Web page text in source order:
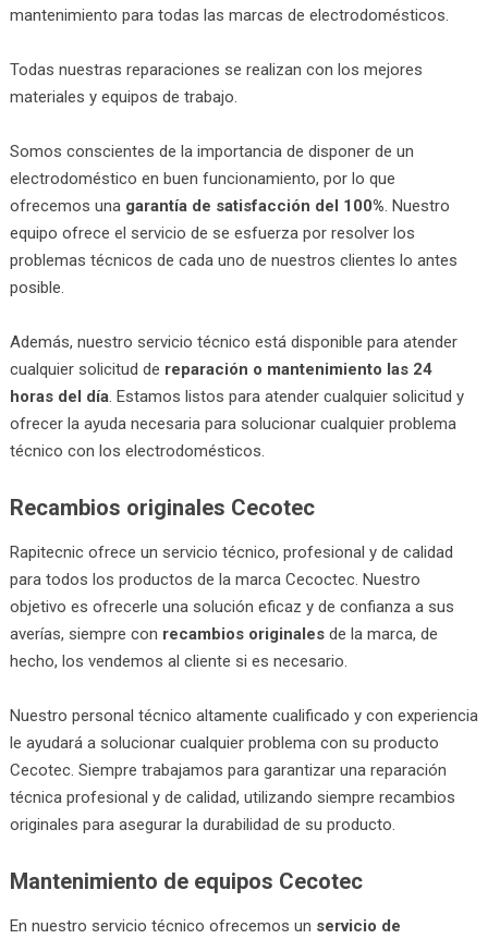
mantenimiento para todas las marcas de electrodomésticos.
Todas nuestras reparaciones se realizan con los mejores
materiales y equipos de trabajo.
Somos conscientes de la importancia de disponer de un
electrodoméstico en buen funcionamiento, por lo que
ofrecemos unagarantía de satisfacción del 100%. Nuestro
equipo ofrece el servicio de se esfuerza por resolver los
problemas técnicos de cada uno de nuestros clientes lo antes
posible.
Además, nuestro servicio técnico está disponible para atender
cualquier solicitud de reparación o mantenimiento las 24
horas del día. Estamos listos para atender cualquier solicitud y
ofrecer la ayuda necesaria para solucionar cualquier problema
técnico con los electrodomésticos.
Recambios originales Cecotec
Rapitecnic ofrece un servicio técnico, profesional y de calidad
para todos los productos de la marca Cecoctec. Nuestro
objetivo es ofrecerle una solución eficaz y de confianza a sus
averías, siempre con recambios originalesde la marca, de
hecho, los vendemos al cliente si es necesario.
Nuestro personal técnico altamente cualificado y con experiencia
le ayudará a solucionar cualquier problema con su producto
Cecotec. Siempre trabajamos para garantizar una reparación
técnica profesional y de calidad, utilizando siempre recambios
originales para asegurar la durabilidad de su producto.
Mantenimiento de equipos Cecotec
En nuestro servicio técnico ofrecemos un servicio de